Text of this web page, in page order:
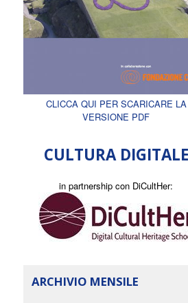
CLICCA QUI PER SCARICARE LA
VERSIONE PDF
CULTURA DIGITALE
in partnership con DiCultHer:
ARCHIVIO MENSILE